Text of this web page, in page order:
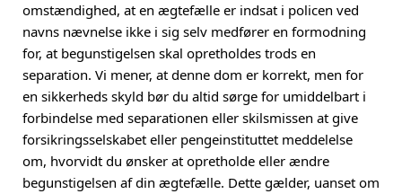
omstændighed, at en ægtefælle er indsat i policen ved
navns nævnelse ikke i sig selv medfører en formodning
for, at begunstigelsen skal opretholdes trods en
separation. Vi mener, at denne dom er korrekt, men for
en sikkerheds skyld bør du altid sørge for umiddelbart i
forbindelse med separationen eller skilsmissen at give
forsikringsselskabet eller pengeinstituttet meddelelse
om, hvorvidt du ønsker at opretholde eller ændre
begunstigelsen af din ægtefælle. Dette gælder, uanset om